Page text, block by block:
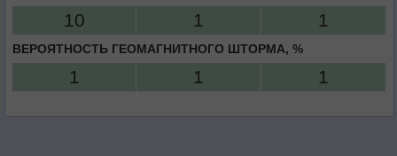
10 1 1
ВЕРОЯТНОСТЬ ГЕОМАГНИТНОГО ШТОРМА, %
1 1 1